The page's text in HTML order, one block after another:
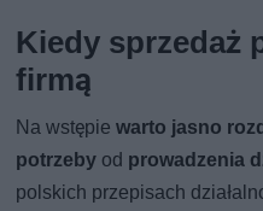
Kiedy sprzedaż
firmą
Na wstępiewarto jasno
potrzeby od prowadzenia
polskich przepisach